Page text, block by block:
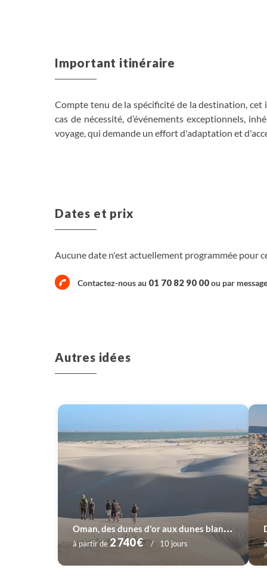
Important itinéraire
Compte tenu de la spécificité de la destination,
cas de nécessité, d’événements exceptionnels,
voyage, qui demande un effort d'adaptation et
Dates et prix
Aucune date n'est actuellement programmée pour
Contactez-nous au 01 70 82 90 00ou par message
Autres idées
O
man, des dunes d'or aux dunes blanches
à partir de2 740 € 10 jours